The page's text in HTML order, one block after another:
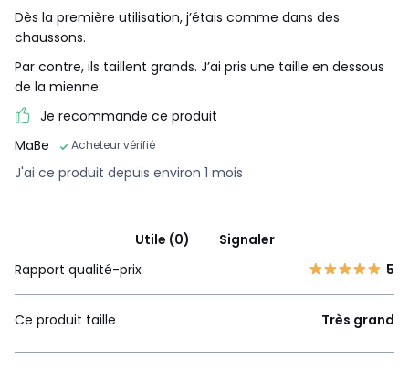
Dès la première utilisation, j’étais comme dans des
chaussons.
Par contre, ils taillent grands. J’ai pris une taille en dessous
de la mienne.
Je recommande ce produit
MaBe
Acheteur vérifié
J'ai ce produit depuis environ 1 mois
Utile (0)
Signaler
Rapport qualité-prix
5
Ce produit taille Très grand